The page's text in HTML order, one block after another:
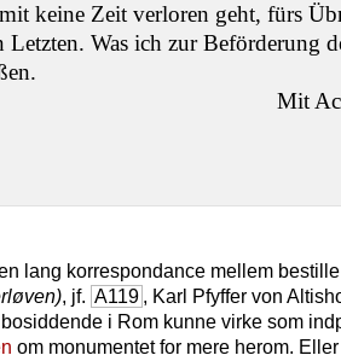
keine Zeit verloren geht, fürs
Letzten. Was ich zur Beförderung
Mit
lang korrespondance mellem
, jf. A119 , Karl Pfyffer von
i Rom kunne virke som
om monumentet for mere herom.